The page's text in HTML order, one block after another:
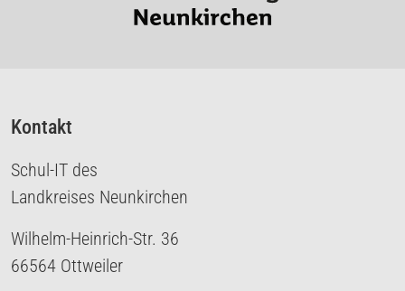
Kontakt
Schul-IT des
Landkreises Neunkirchen
Wilhelm-Heinrich-Str. 36
66564 Ottweiler